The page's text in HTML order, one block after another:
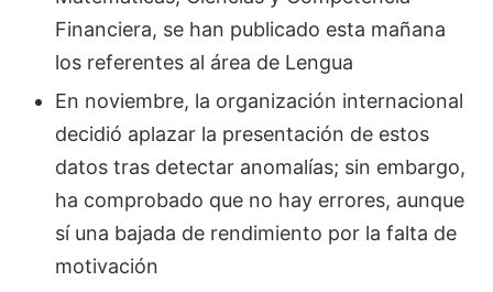
Financiera, se han publicado esta mañana
los referentes al área de Lengua
En noviembre, la organización internacional
decidió aplazar la presentación de estos
datos tras detectar anomalías; sin embargo,
ha comprobado que no hay errores, aunque
sí una bajada de rendimiento por la falta de
motivación